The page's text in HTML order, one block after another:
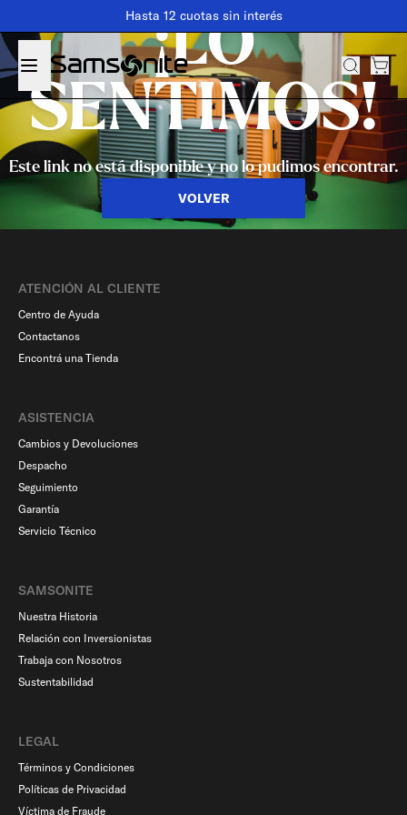
Hasta 12 cuotas sin interés
¡LO
SENTIMOS!
Este link no está disponible y no lo pudimos encontrar.
VOLVER
ATENCIÓN AL CLIENTE
Centro de Ayuda
Contactanos
Encontrá una Tienda
ASISTENCIA
Cambios y Devoluciones
Despacho
Seguimiento
Garantía
Servicio Técnico
SAMSONITE
Nuestra Historia
Relación con Inversionistas
Trabaja con Nosotros
Sustentabilidad
LEGAL
Términos y Condiciones
Políticas de Privacidad
Víctima de Fraude